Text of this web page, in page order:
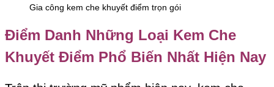
Gia công kem che khuyết điểm trọn gói
Điểm Danh Những Loại Kem Che
Khuyết Điểm Phổ Biến Nhất Hiện Nay